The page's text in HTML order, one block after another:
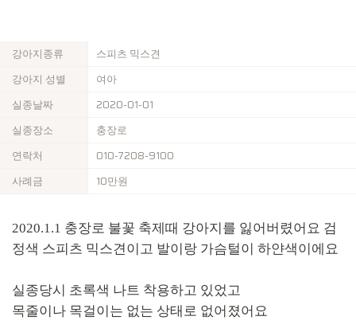
강아지종류
스피츠 믹스견
강아지 성별
여아
실종날짜
2020-01-01
실종장소
충장로
연락처
010-7208-9100
사례금
10만원
2020.1.1 충장로 불꽃 축제때 강아지를 잃어버렸어요 검
정색 스피츠 믹스견이고 발이랑 가슴털이 하얀색이에요
실종당시 초록색 나트 착용하고 있었고
목줄이나 목걸이는 없는 상태로 없어졌어요